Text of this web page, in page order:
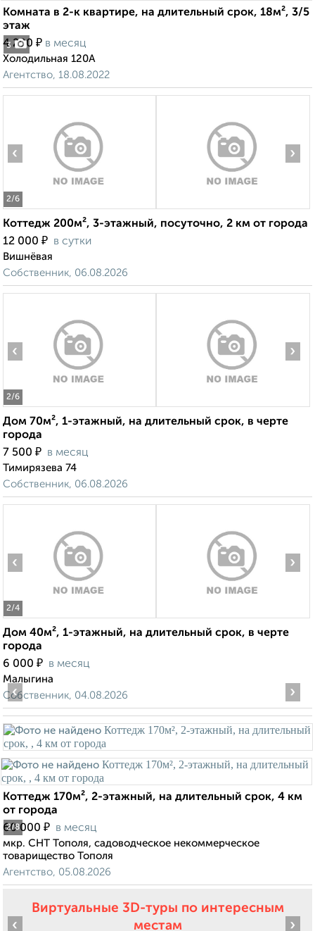
3
Комната в 2-к квартире, на длительный срок, 18м², 3/5
этаж
4 200 ₽ в месяц
Холодильная 120А
Агентство, 18.08.2022
2/6
‹ ›
Коттедж 200м², 3-этажный, посуточно, 2 км от города
12 000 ₽ в сутки
Вишнёвая
Собственник, 06.08.2026
2/6
‹ ›
Дом 70м², 1-этажный, на длительный срок, в черте
города
7 500 ₽ в месяц
Тимирязева 74
Собственник, 06.08.2026
2/4
‹ ›
Дом 40м², 1-этажный, на длительный срок, в черте
города
6 000 ₽ в месяц
Малыгина
Собственник, 04.08.2026
2/8
‹ ›
Коттедж 170м², 2-этажный, на длительный срок, 4 км
от города
60 000 ₽ в месяц
мкр. СНТ Тополя, садоводческое некоммерческое
товарищество Тополя
Агентство, 05.08.2026
Виртуальные 3D-туры по интересным
местам
‹ ›